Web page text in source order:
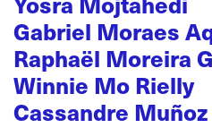
Gabriel Moraes
Raphaël Moreira
Winnie Mo Rielly
Cassandre Muñoz